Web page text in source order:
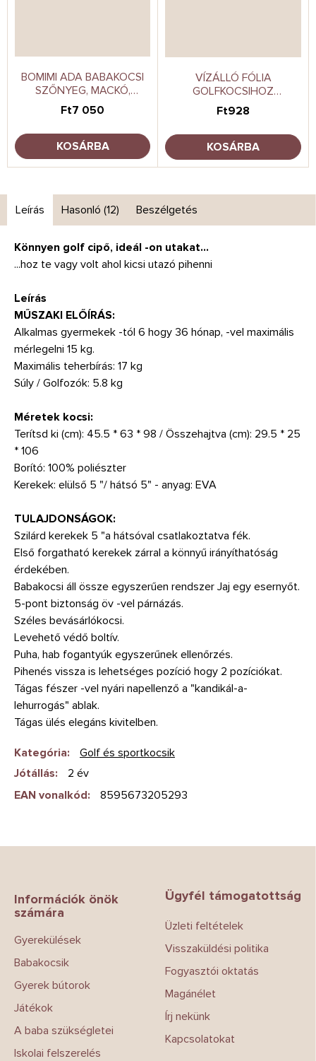
BOMIMI ADA BABAKOCSI
SZŐNYEG, MACKÓ,
FEKETE
Ft7 050
KOSÁRBA
VÍZÁLLÓ FÓLIA
GOLFKOCSIHOZ
UNIVERSAL CARETERO
Ft928
KOSÁRBA
Leírás Hasonló (12) Beszélgetés
Könnyen golf cipő, ideál -on utakat...
...hoz te vagy volt ahol kicsi utazó pihenni
Leírás
MŰSZAKI ELŐÍRÁS:
Alkalmas gyermekek -tól 6 hogy 36 hónap, -vel maximális
mérlegelni 15 kg.
Maximális teherbírás: 17 kg
Súly / Golfozók: 5.8 kg
Méretek kocsi:
Terítsd ki (cm): 45.5 * 63 * 98 / Összehajtva (cm): 29.5 * 25
* 106
Borító: 100% poliészter
Kerekek: elülső 5 "/ hátsó 5" - anyag: EVA
TULAJDONSÁGOK:
Szilárd kerekek 5 "a hátsóval csatlakoztatva fék.
Első forgatható kerekek zárral a könnyű irányíthatóság
érdekében.
Babakocsi áll össze egyszerűen rendszer Jaj egy esernyőt.
5-pont biztonság öv -vel párnázás.
Széles bevásárlókocsi.
Levehető védő boltív.
Puha, hab fogantyúk egyszerűnek ellenőrzés.
Pihenés vissza is lehetséges pozíció hogy 2 pozíciókat.
Tágas fészer -vel nyári napellenző a "kandikál-a-
lehurrogás" ablak.
Tágas ülés elegáns kivitelben.
Kategória:
Golf és sportkocsik
Jótállás:
2 év
EAN vonalkód: 8595673205293
Információk önök
számára
Gyerekülések
Babakocsik
Gyerek bútorok
Játékok
A baba szükségletei
Iskolai felszerelés
Ügyfél támogatottság
Üzleti feltételek
Visszaküldési politika
Fogyasztói oktatás
Magánélet
Írj nekünk
Kapcsolatokat